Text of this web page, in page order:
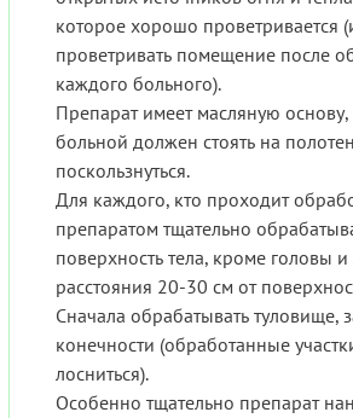
которое хорошо проветривается
проветривать помещение после
каждого больного).
Препарат имеет масляную основу,
больной должен стоять на
поскользнуться.
Для каждого, кто проходит
препаратом тщательно
поверхность тела, кроме головы и
расстояния 20-30 см от
Сначала обрабатывать туловище,
конечности (обработанные
лосниться).
Особенно тщательно препарат